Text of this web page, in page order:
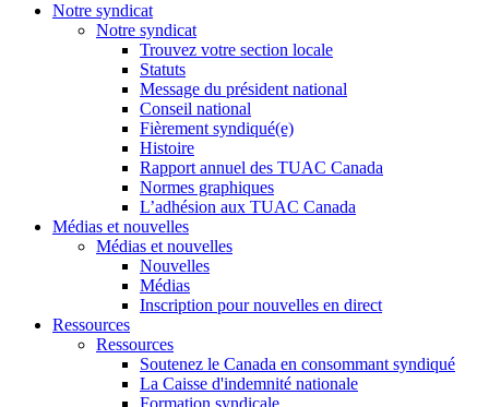
Notre syndicat
Notre syndicat
Trouvez votre section locale
Statuts
Message du président national
Conseil national
Fièrement syndiqué(e)
Histoire
Rapport annuel des TUAC Canada
Normes graphiques
L’adhésion aux TUAC Canada
Médias et nouvelles
Médias et nouvelles
Nouvelles
Médias
Inscription pour nouvelles en direct
Ressources
Ressources
Soutenez le Canada en consommant syndiqué
La Caisse d'indemnité nationale